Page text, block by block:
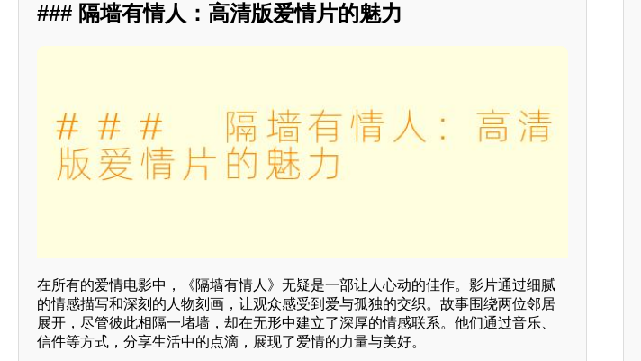
### 隔墙有情人：高清版爱情片的魅力
在所有的爱情电影中，《隔墙有情人》无疑是一部让人心动的佳作。影片通过细腻
的情感描写和深刻的人物刻画，让观众感受到爱与孤独的交织。故事围绕两位邻居
展开，尽管彼此相隔一堵墙，却在无形中建立了深厚的情感联系。他们通过音乐、
信件等方式，分享生活中的点滴，展现了爱情的力量与美好。